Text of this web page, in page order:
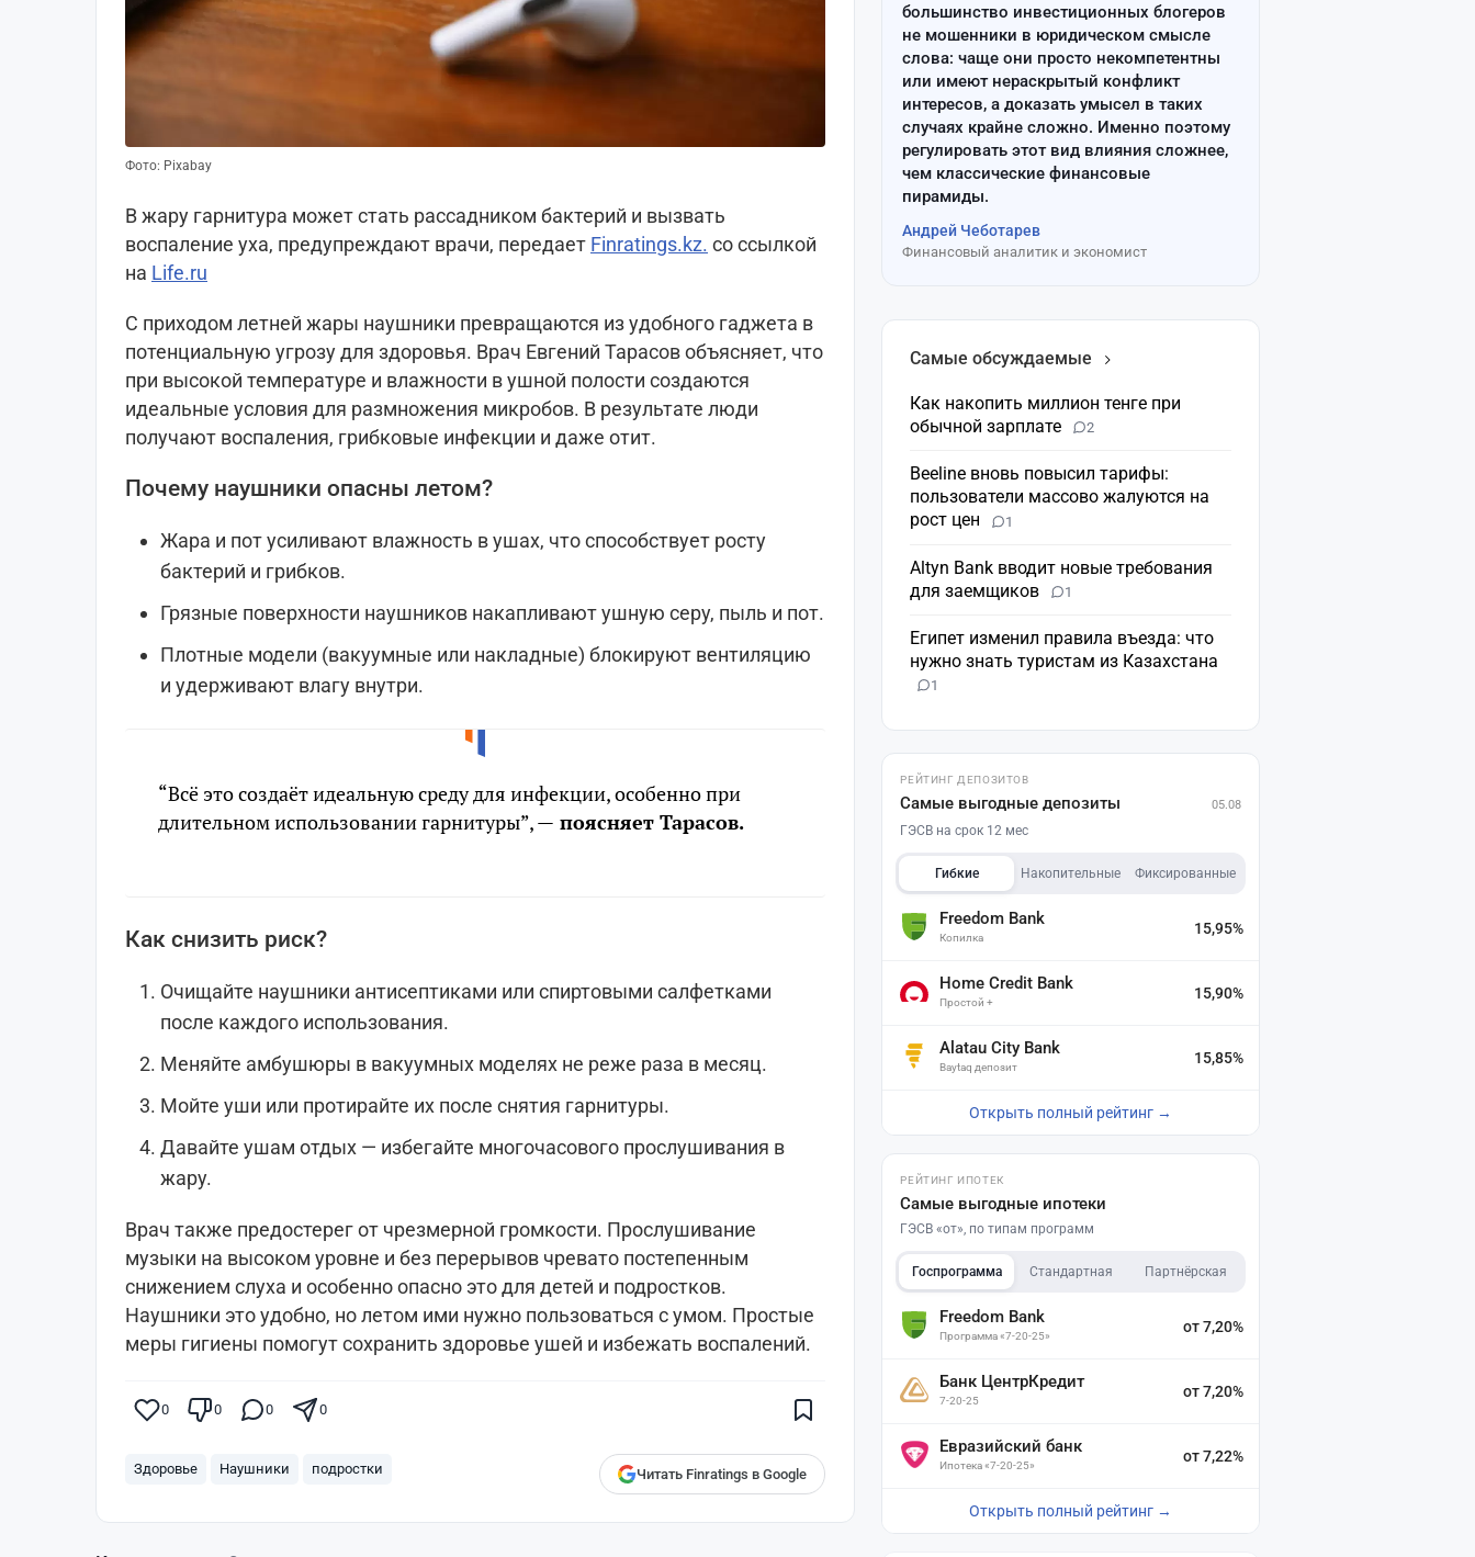
Фото: Pixabay
В жару гарнитура может стать рассадником бактерий и вызвать
воспаление уха, предупреждают врачи, передает Finratings.kz. со ссылкой
на Life.ru
С приходом летней жары наушники превращаются из удобного гаджета в
потенциальную угрозу для здоровья. Врач Евгений Тарасов объясняет, что
при высокой температуре и влажности в ушной полости создаются
идеальные условия для размножения микробов. В результате люди
получают воспаления, грибковые инфекции и даже отит.
Почему наушники опасны летом?
Жара и пот усиливают влажность в ушах, что способствует росту
бактерий и грибков.
Грязные поверхности наушников накапливают ушную серу, пыль и пот.
Плотные модели (вакуумные или накладные) блокируют вентиляцию
и удерживают влагу внутри.
“Всё это создаёт идеальную среду для инфекции, особенно при
длительном использовании гарнитуры”, — поясняет Тарасов.
Как снизить риск?
Очищайте наушники антисептиками или спиртовыми салфетками
после каждого использования.
Меняйте амбушюры в вакуумных моделях не реже раза в месяц.
Мойте уши или протирайте их после снятия гарнитуры.
Давайте ушам отдых — избегайте многочасового прослушивания в
жару.
Врач также предостерег от чрезмерной громкости. Прослушивание
музыки на высоком уровне и без перерывов чревато постепенным
снижением слуха и особенно опасно это для детей и подростков.
Наушники это удобно, но летом ими нужно пользоваться с умом. Простые
меры гигиены помогут сохранить здоровье ушей и избежать воспалений.
0 0 0 0
Здоровье Наушники подростки Читать Finratings в Google
Поставьте галочку рядом с
Finratings.kz— и наши материалы
большинство инвестиционных блогеров
не мошенники в юридическом смысле
слова: чаще они просто некомпетентны
или имеют нераскрытый конфликт
интересов, а доказать умысел в таких
случаях крайне сложно. Именно поэтому
регулировать этот вид влияния сложнее,
чем классические финансовые
пирамиды.
Андрей Чеботарев
Финансовый аналитик и экономист
Самые обсуждаемые
Как накопить миллион тенге при
обычной зарплате
2
Beeline вновь повысил тарифы:
пользователи массово жалуются на
рост цен
1
Altyn Bank вводит новые требования
для заемщиков
1
Египет изменил правила въезда: что
нужно знать туристам из Казахстана
1
РЕЙТИНГ ДЕПОЗИТОВ
Самые выгодные депозиты 05.08
ГЭСВ на срок 12 мес
Гибкие Накопительные Фиксированные
Freedom Bank
Копилка
15,95%
Home Credit Bank
Простой +
15,90%
Alatau City Bank
Baytaq депозит
15,85%
Открыть полный рейтинг →
РЕЙТИНГ ИПОТЕК
Самые выгодные ипотеки
ГЭСВ «от», по типам программ
Госпрограмма Стандартная Партнёрская
Freedom Bank
Программа «7-20-25»
от 7,20%
Банк ЦентрКредит
7-20-25
от 7,20%
Евразийский банк
Ипотека «7-20-25»
от 7,22%
Открыть полный рейтинг →